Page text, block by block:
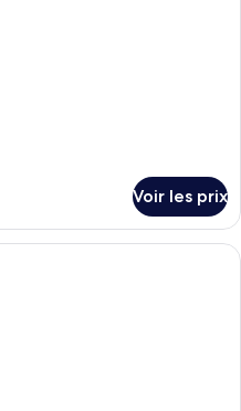
Voir les prix
Une chambre d’hôtel moderne